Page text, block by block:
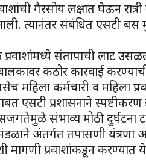
गैरसोय लक्षात घेऊन
त्यानंतर संबंधित एसटी बस
संतापाची लाट
कठोर कारवाई
महिला कर्मचारी व महिला
एसटी प्रशासनाने
सजगतेमुळे संभाव्य मोठी
अंतर्गत तपासणी यंत्रणा
मागणी प्रवाशांकडून